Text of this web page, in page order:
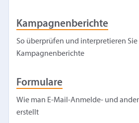
Kampagnenberichte
So überprüfen und interpretieren Sie
Kampagnenberichte
Formulare
Wie man E-Mail-Anmelde- und
erstellt